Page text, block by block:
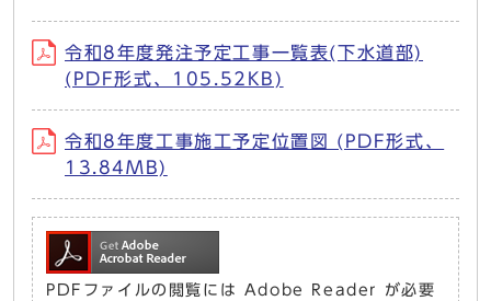
令和8年度発注予定工事一覧表(下水道部)
(PDF形式、105.52KB)
令和8年度工事施工予定位置図 (PDF形式、
13.84MB)
PDFファイルの閲覧には Adobe Reader が必要